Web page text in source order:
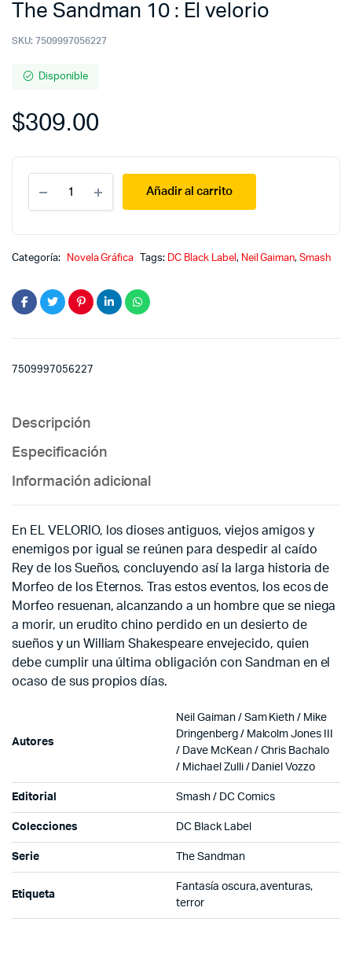
The Sandman 10 : El velorio
SKU: 7509997056227
Disponible
$309.00
Sandman
10
velorio
Añadir al carrito
Categoría: Novela Gráfica Tags: DC Black Label , Neil Gaiman,Smash
7509997056227
Descripción
Especificación
Información adicional
En EL VELORIO, los dioses antiguos, viejos amigos y
enemigos por igual se reúnen para despedir al caído
Rey de los Sueños, concluyendo así la larga historia de
Morfeo de los Eternos. Tras estos eventos, los ecos de
Morfeo resuenan, alcanzando a un hombre que se niega
a morir, un erudito chino perdido en un desierto de
sueños y un William Shakespeare envejecido, quien
debe cumplir una última obligación con Sandman en el
ocaso de sus propios días.
Autores
Neil Gaiman / Sam Kieth / Mike
Dringenberg / Malcolm Jones III
/ Dave McKean / Chris Bachalo
/ Michael Zulli / Daniel Vozzo
Editorial Smash / DC Comics
Colecciones DC Black Label
Serie The Sandman
Etiqueta
Fantasía oscura, aventuras,
terror